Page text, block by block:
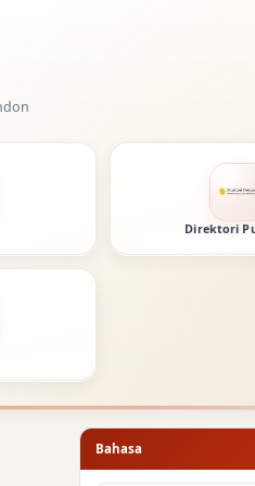
Direktori
Bahasa